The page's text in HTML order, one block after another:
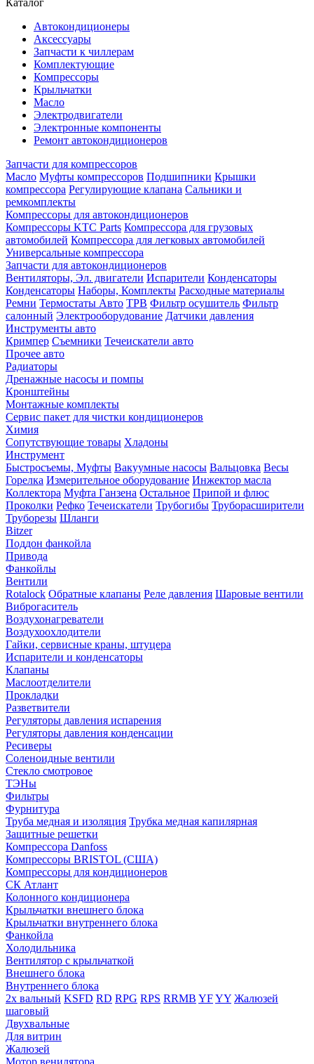
Каталог
Автокондиционеры
Аксессуары
Запчасти к чиллерам
Комплектующие
Компрессоры
Крыльчатки
Масло
Электродвигатели
Электронные компоненты
Ремонт автокондиционеров
Запчасти для компрессоров
Масло Муфты компрессоров Подшипники Крышки
компрессора Регулирующие клапана Сальники и
ремкомплекты
Компрессоры для автокондиционеров
Компрессоры KTC Parts Компрессора для грузовых
автомобилей Компрессора для легковых автомобилей
Универсальные компрессора
Запчасти для автокондиционеров
Вентиляторы, Эл. двигатели Испарители Конденсаторы
Конденсаторы Наборы, Комплекты Расходные материалы
Ремни Термостаты Авто ТРВ Фильтр осушитель Фильтр
салонный Электрооборудование Датчики давления
Инструменты авто
Кримпер Съемники Течеискатели авто
Прочее авто
Радиаторы
Дренажные насосы и помпы
Кронштейны
Монтажные комплекты
Сервис пакет для чистки кондиционеров
Химия
Сопутствующие товары Хладоны
Инструмент
Быстросъемы, Муфты Вакуумные насосы Вальцовка Весы
Горелка Измерительное оборудование Инжектор масла
Коллектора Муфта Ганзена Остальное Припой и флюс
Проколки Рефко Течеискатели Трубогибы Труборасширители
Труборезы Шланги
Bitzer
Поддон фанкойла
Привода
Фанкойлы
Вентили
Rotalock Обратные клапаны Реле давления Шаровые вентили
Виброгаситель
Воздухонагреватели
Воздухоохлодители
Гайки, сервисные краны, штуцера
Испарители и конденсаторы
Клапаны
Маслоотделители
Прокладки
Разветвители
Регуляторы давления испарения
Регуляторы давления конденсации
Ресиверы
Соленоидные вентили
Стекло смотровое
ТЭНы
Фильтры
Фурнитура
Труба медная и изоляция Трубка медная капилярная
Защитные решетки
Компрессора Danfoss
Компрессоры BRISTOL (США)
Компрессоры для кондиционеров
СК Атлант
Колонного кондиционера
Крыльчатки внешнего блока
Крыльчатки внутреннего блока
Фанкойла
Холодильника
Вентилятор с крыльчаткой
Внешнего блока
Внутреннего блока
2х вальный KSFD RD RPG RPS RRMB YFYY Жалюзей
шаговый
Двухвальные
Для витрин
Жалюзей
Мотор венилятора